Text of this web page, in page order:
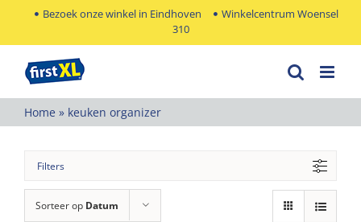
Bezoek onze winkel in Eindhoven
Winkelcentrum Woensel
310
Home » keuken organizer
Filters
Sorteer op Datum